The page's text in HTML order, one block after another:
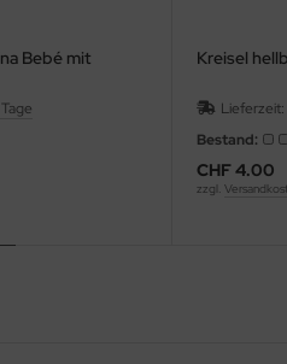
Bebé mit
Kreisel
Lieferzeit:
Bestand:
CHF 4.00
zzgl.